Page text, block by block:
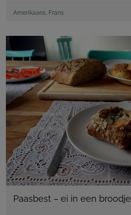
Amerikaans, Frans
Paasbest – ei in een broodje